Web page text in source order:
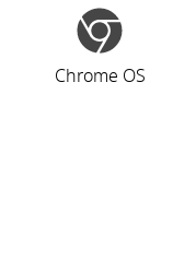
Chrome OS